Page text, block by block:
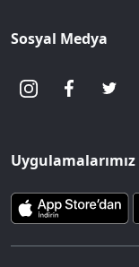
Sosyal Medya
Uygulamalarımız